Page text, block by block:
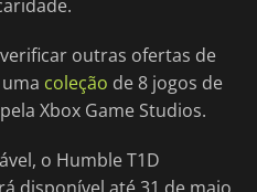
outras ofertas de
coleção de 8 jogos de
Xbox Game Studios.
o Humble T1D